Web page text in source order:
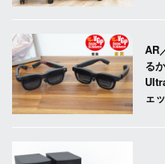
AR
る
ェ